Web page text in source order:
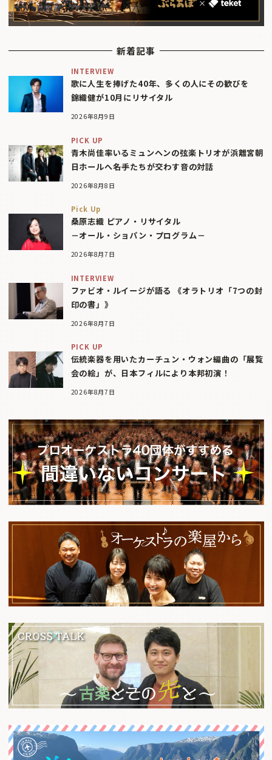
新着記事
INTERVIEW
歌に人生を捧げた40年、多くの人にその歓びを
錦織健が10月にリサイタル
2026年8月9日
PICK UP
青木尚佳率いるミュンヘンの弦楽トリオが浜離宮朝
日ホールへ――名手たちが交わす音の対話
2026年8月8日
Pick Up
桑原志織 ピアノ・リサイタル
－オール・ショパン・プログラム－
2026年8月7日
INTERVIEW
ファビオ・ルイージが語る 《オラトリオ「7つの封
印の書」》
2026年8月7日
PICK UP
伝統楽器を用いたカーチュン・ウォン編曲の「展覧
会の絵」が、日本フィルにより本邦初演！
2026年8月7日